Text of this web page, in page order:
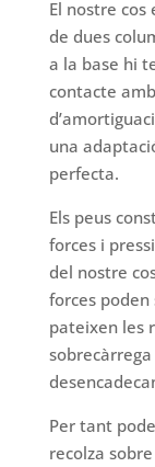
El nostre
de dues
a la base hi
contacte
una
perfecta.
Els peus
forces i
del nostre
forces poden
pateixen les
Per tant
recolza